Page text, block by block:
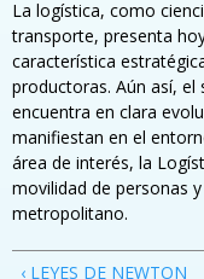
La logística, como
transporte, presenta
característica
productoras. Aún así,
encuentra en clara
manifiestan en el
área de interés, la
movilidad de personas
metropolitano.
‹ LEYES DE NEWTON